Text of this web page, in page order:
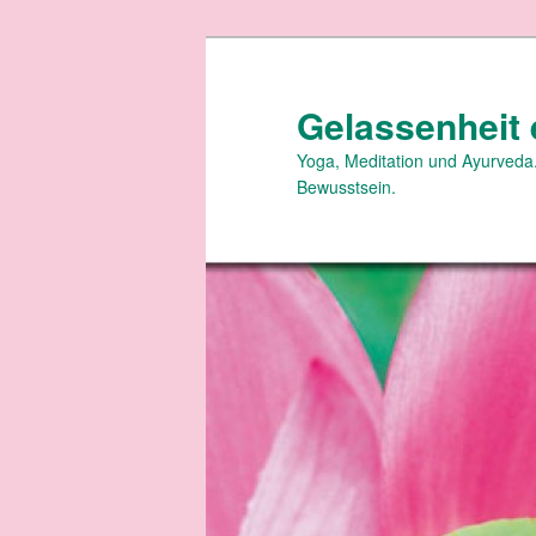
Gelassenheit
Yoga, Meditation und
Bewusstsein.